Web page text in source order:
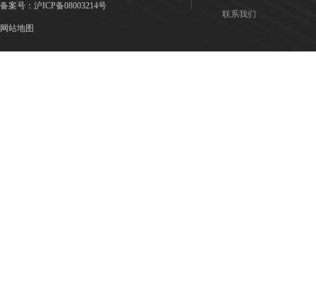
备案号： 沪ICP备08003214号
网站地图
联系我们